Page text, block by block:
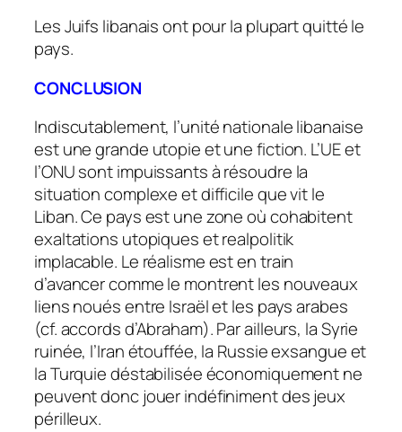
Les Juifs libanais ont pour la plupart quitté le
pays.
CONCLUSION
Indiscutablement, l’unité nationale libanaise
est une grande utopie et une fiction. L’UE et
l’ONU sont impuissants à résoudre la
situation complexe et difficile que vit le
Liban. Ce pays est une zone où cohabitent
exaltations utopiques et realpolitik
implacable. Le réalisme est en train
d’avancer comme le montrent les nouveaux
liens noués entre Israël et les pays arabes
(cf. accords d’Abraham). Par ailleurs, la Syrie
ruinée, l’Iran étouffée, la Russie exsangue et
la Turquie déstabilisée économiquement ne
peuvent donc jouer indéfiniment des jeux
périlleux.